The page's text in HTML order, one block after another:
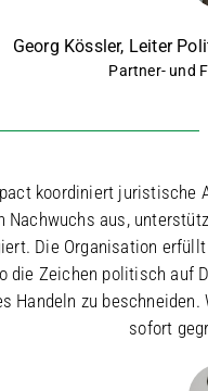
Georg Kössler, Leiter
Partner- und
koordiniert
Nachwuchs aus,
Die Organisation
die Zeichen politisch auf
Handeln zu
sofort